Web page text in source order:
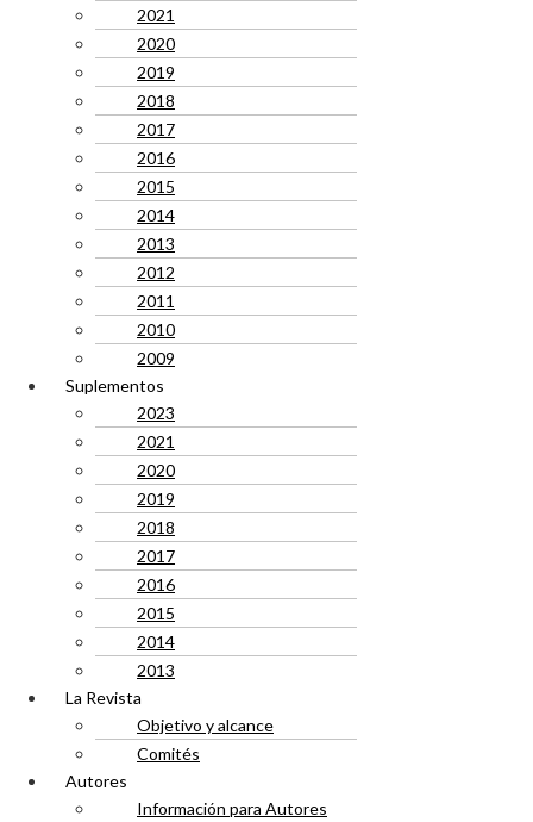
2021
2020
2019
2018
2017
2016
2015
2014
2013
2012
2011
2010
2009
Suplementos
2023
2021
2020
2019
2018
2017
2016
2015
2014
2013
La Revista
Objetivo y alcance
Comités
Autores
Información para Autores